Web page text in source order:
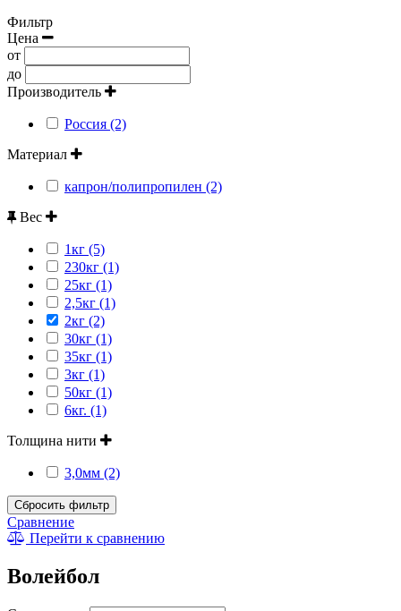
Фильтр
Цена
от
до
Производитель
Россия (2)
Материал
капрон/полипропилен (2)
Вес
1кг (5)
230кг (1)
25кг (1)
2,5кг (1)
2кг (2)
30кг (1)
35кг (1)
3кг (1)
50кг (1)
6кг. (1)
Толщина нити
3,0мм (2)
Сбросить фильтр
Сравнение
Перейти к сравнению
Волейбол